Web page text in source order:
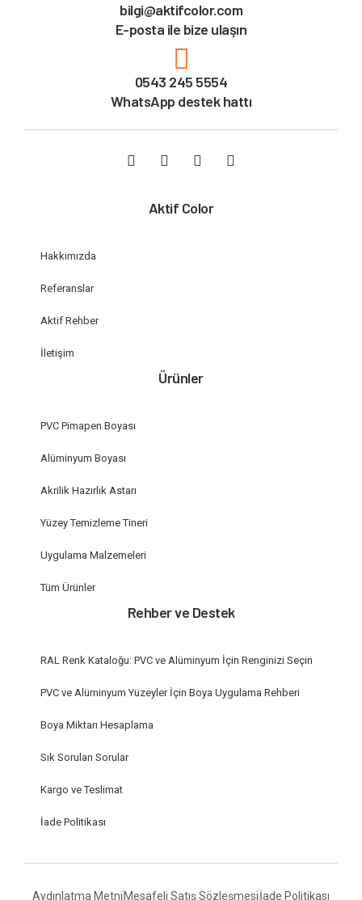
bilgi@aktifcolor.com
E-posta ile bize ulaşın
0543 245 5554
WhatsApp destek hattı
Aktif Color
Hakkımızda
Referanslar
Aktif Rehber
İletişim
Ürünler
PVC Pimapen Boyası
Alüminyum Boyası
Akrilik Hazırlık Astarı
Yüzey Temizleme Tineri
Uygulama Malzemeleri
Tüm Ürünler
Rehber ve Destek
RAL Renk Kataloğu: PVC ve Alüminyum İçin Renginizi Seçin
PVC ve Alüminyum Yüzeyler İçin Boya Uygulama Rehberi
Boya Miktarı Hesaplama
Sık Sorulan Sorular
Kargo ve Teslimat
İade Politikası
Aydınlatma Metni Mesafeli Satış Sözleşmesiİade Politikası